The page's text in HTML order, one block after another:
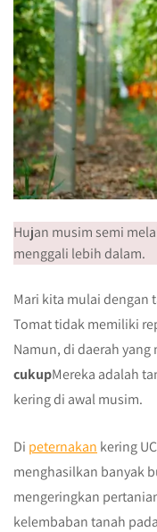
Hujan musim semi
menggali lebih dalam.
Mari kita mulai dengan
Tomat tidak memiliki
Namun, di daerah yang
cukupMereka adalah
kering di awal musim.
Di peternakan kering
menghasilkan banyak
mengeringkan
kelembaban tanah